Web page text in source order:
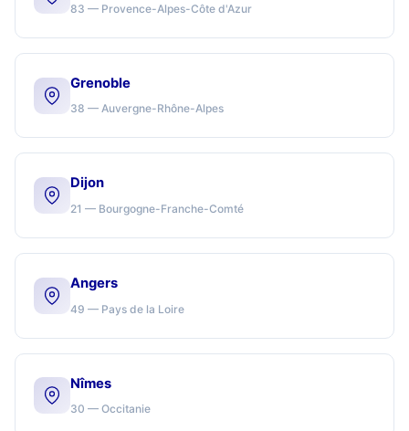
83 — Provence-Alpes-Côte d'Azur
Grenoble
38 — Auvergne-Rhône-Alpes
Dijon
21 — Bourgogne-Franche-Comté
Angers
49 — Pays de la Loire
Nîmes
30 — Occitanie